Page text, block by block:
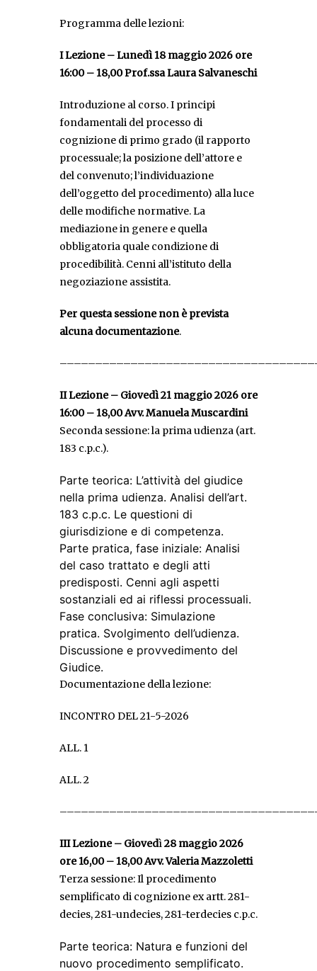
Programma delle lezioni:
I Lezione – Lunedì 18 maggio 2026 ore
16:00 – 18,00 Prof.ssa Laura Salvaneschi
Introduzione al corso. I principi
fondamentali del processo di
cognizione di primo grado (il rapporto
processuale; la posizione dell’attore e
del convenuto; l’individuazione
dell’oggetto del procedimento) alla luce
delle modifiche normative. La
mediazione in genere e quella
obbligatoria quale condizione di
procedibilità. Cenni all’istituto della
negoziazione assistita.
Per questa sessione non è prevista
alcuna documentazione.
II Lezione – Giovedì 21 maggio 2026 ore
16:00 – 18,00Avv. Manuela Muscardini
Seconda sessione: la prima udienza (art.
183 c.p.c.).
Parte teorica: L’attività del giudice
nella prima udienza. Analisi dell’art.
183 c.p.c. Le questioni di
giurisdizione e di competenza.
Parte pratica, fase iniziale: Analisi
del caso trattato e degli atti
predisposti. Cenni agli aspetti
sostanziali ed ai riflessi processuali.
Fase conclusiva: Simulazione
pratica. Svolgimento dell’udienza.
Discussione e provvedimento del
Giudice.
Documentazione della lezione:
INCONTRO DEL 21-5-2026
ALL. 1
ALL. 2
III Lezione – Giovedì28 maggio 2026
ore 16,00 – 18,00Avv. Valeria Mazzoletti
Terza sessione: Il procedimento
semplificato di cognizione ex artt. 281-
decies, 281-undecies, 281-terdecies c.p.c.
Parte teorica: Natura e funzioni del
nuovo procedimento semplificato.